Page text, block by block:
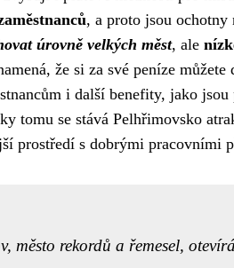
, a proto jsou
úrovně velkých měst, ale
že si za své peníze
i další benefity, jako
tomu se stává Pelhřimovsko
prostředí s dobrými pracovními
město rekordů a řemesel,